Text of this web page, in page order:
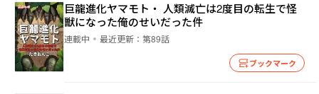
巨龍進化ヤマモト・ 人類滅亡は2度目の転生で怪
獣になった俺のせいだった件
連載中 最近更新： 第89話
ブックマーク